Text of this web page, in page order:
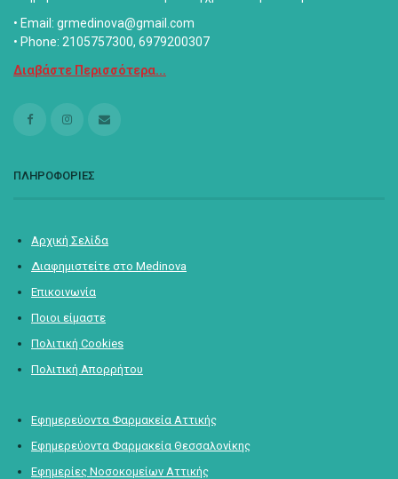
• Email: grmedinova@gmail.com
• Phone: 2105757300, 6979200307
Διαβάστε Περισσότερα...
ΠΛΗΡΟΦΟΡΙΕΣ
Αρχική Σελίδα
Διαφημιστείτε στο Medinova
Επικοινωνία
Ποιοι είμαστε
Πολιτική Cookies
Πολιτική Απορρήτου
Εφημερεύοντα Φαρμακεία Αττικής
Εφημερεύοντα Φαρμακεία Θεσσαλονίκης
Εφημερίες Νοσοκομείων Αττικής